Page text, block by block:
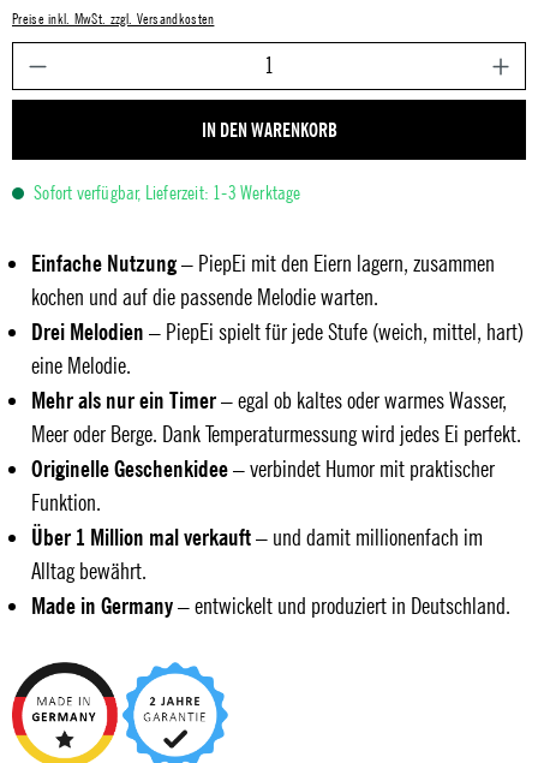
Preise inkl. MwSt. zzgl. Versandkosten
IN DEN WARENKORB
Sofort verfügbar, Lieferzeit: 1-3 Werktage
Einfache Nutzung– PiepEi mit den Eiern lagern, zusammen
kochen und auf die passende Melodie warten.
Drei Melodien – PiepEi spielt für jede Stufe (weich, mittel, hart)
eine Melodie.
Mehr als nur ein Timer– egal ob kaltes oder warmes Wasser,
Meer oder Berge. Dank Temperaturmessung wird jedes Ei perfekt.
Originelle Geschenkidee– verbindet Humor mit praktischer
Funktion.
Über 1 Million mal verkauft– und damit millionenfach im
Alltag bewährt.
Made in Germany– entwickelt und produziert in Deutschland.